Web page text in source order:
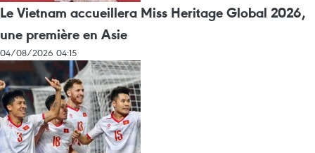
Le Vietnam accueillera Miss Heritage Global 2026,
une première en Asie
04/08/2026 04:15